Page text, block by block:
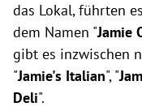
das Lokal, führten
dem Namen "Jamie
gibt es inzwischen
"Jamie's Italian", "
Deli".